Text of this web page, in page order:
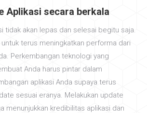
Aplikasi secara berkala
tidak akan lepas dan selesai begitu saja.
terus meningkatkan performa dari
Perkembangan teknologi yang
Anda harus pintar dalam
aplikasi Anda supaya terus
sesuai eranya. Melakukan update
menunjukkan kredibilitas aplikasi dan